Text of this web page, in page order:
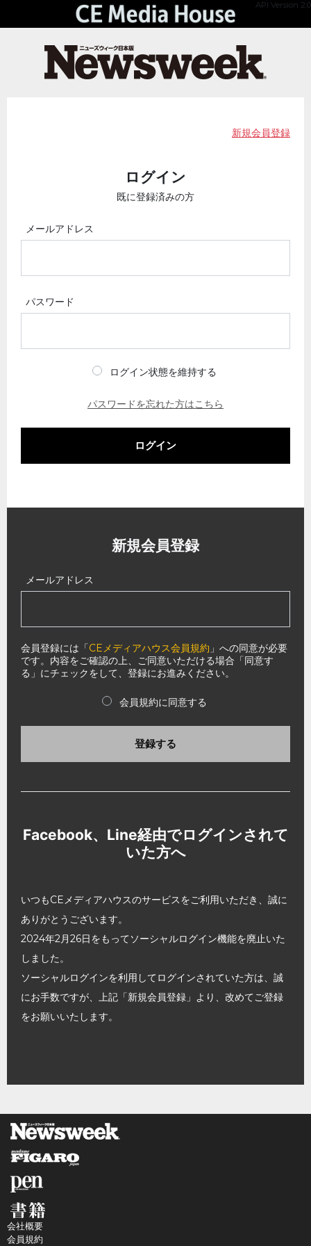
API Version 2.0
新規会員登録
ログイン
既に登録済みの方
メールアドレス
パスワード
ログイン状態を維持する
パスワードを忘れた方はこちら
ログイン
新規会員登録
メールアドレス
会員登録には「CEメディアハウス会員規約 」への同意が必要
です。内容をご確認の上、ご同意いただける場合「同意す
る」にチェックをして、登録にお進みください。
会員規約に同意する
登録する
Facebook、Line経由でログインされて
いた方へ
いつもCEメディアハウスのサービスをご利用いただき、誠に
ありがとうございます。
2024年2月26日をもってソーシャルログイン機能を廃止いた
しました。
ソーシャルログインを利用してログインされていた方は、誠
にお手数ですが、上記「新規会員登録」より、改めてご登録
をお願いいたします。
会社概要
会員規約